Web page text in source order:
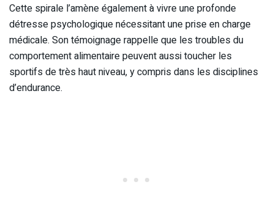
Cette spirale l’amène également à vivre une profonde
détresse psychologique nécessitant une prise en charge
médicale. Son témoignage rappelle que les troubles du
comportement alimentaire peuvent aussi toucher les
sportifs de très haut niveau, y compris dans les disciplines
d’endurance.